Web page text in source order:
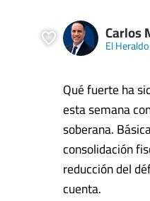
Carlos
El
Qué fuerte ha
esta semana
soberana.
consolidación
reducción del
cuenta.